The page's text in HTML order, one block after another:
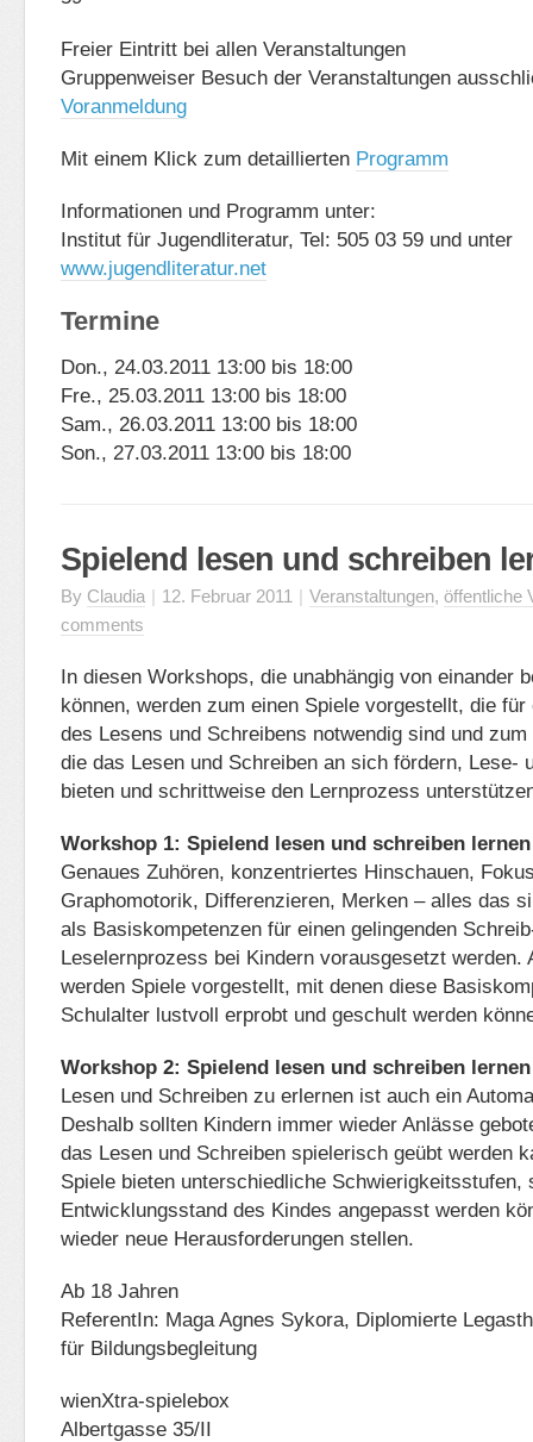
Freier Eintritt bei allen Veranstaltungen
Gruppenweiser Besuch der Veranstaltungen
Voranmeldung
Mit einem Klick zum detaillierten Programm
Informationen und Programm unter:
Institut für Jugendliteratur, Tel: 505 03 59 und unter
www.jugendliteratur.net
Termine
Don., 24.03.2011 13:00 bis 18:00
Fre., 25.03.2011 13:00 bis 18:00
Sam., 26.03.2011 13:00 bis 18:00
Son., 27.03.2011 13:00 bis 18:00
Spielend lesen und schreiben
By Claudia | 12. Februar 2011 | Veranstaltungen, öffentliche
comments
In diesen Workshops, die unabhängig von einander
können, werden zum einen Spiele vorgestellt, die
des Lesens und Schreibens notwendig sind und
die das Lesen und Schreiben an sich fördern, Lese-
bieten und schrittweise den Lernprozess
Workshop 1: Spielend lesen und schreiben
Genaues Zuhören, konzentriertes Hinschauen,
Graphomotorik, Differenzieren, Merken – alles das
als Basiskompetenzen für einen gelingenden
Leselernprozess bei Kindern vorausgesetzt werden.
werden Spiele vorgestellt, mit denen diese
Schulalter lustvoll erprobt und geschult werden
Workshop 2: Spielend lesen und schreiben
Lesen und Schreiben zu erlernen ist auch ein
Deshalb sollten Kindern immer wieder Anlässe
das Lesen und Schreiben spielerisch geübt werden
Spiele bieten unterschiedliche Schwierigkeitsstufen,
Entwicklungsstand des Kindes angepasst werden
wieder neue Herausforderungen stellen.
Ab 18 Jahren
ReferentIn: Maga Agnes Sykora, Diplomierte
für Bildungsbegleitung
wienXtra-spielebox
Albertgasse 35/II